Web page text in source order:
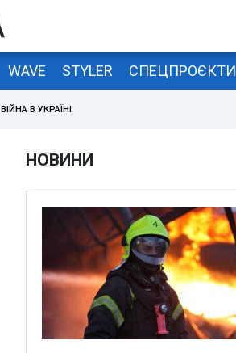
WAVE STYLER СПЕЦПРОЄКТИ
ВІЙНА В УКРАЇНІ
НОВИНИ